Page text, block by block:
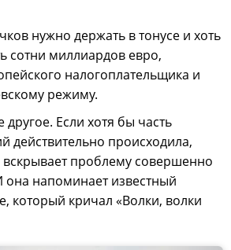
нужно держать в тонусе и хоть
сотни миллиардов евро,
налогоплательщика и
режиму.
Если хотя бы часть
действительно происходила,
проблему совершенно
напоминает известный
который кричал «Волки, волки